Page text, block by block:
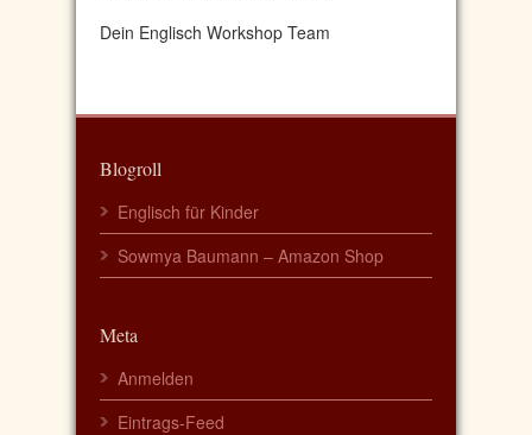
Dein Englisch Workshop Team
Blogroll
Englisch für Kinder
Sowmya Baumann – Amazon Shop
Meta
Anmelden
Eintrags-Feed